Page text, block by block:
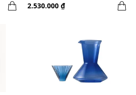
2.530.000 ₫